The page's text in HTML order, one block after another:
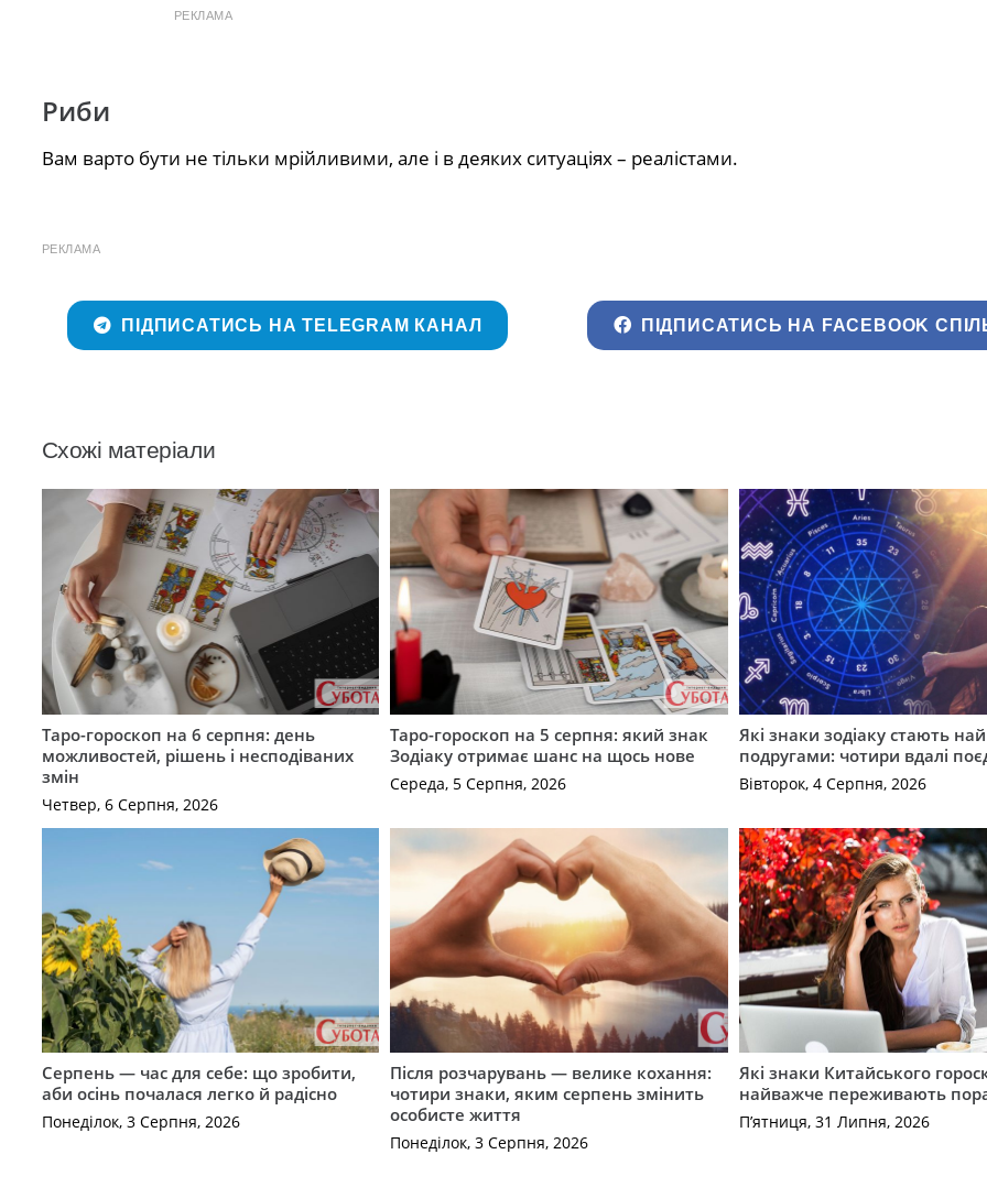
РЕКЛАМА
Риби
Вам варто бути не тільки мрійливими, але і в деяких ситуаціях – реалістами.
РЕКЛАМА
ПІДПИСАТИСЬ НА TELEGRAM КАНАЛ ПІДПИСАТИСЬ НА FACEBOOK
Схожі матеріали
Таро-гороскоп на 6 серпня: день
можливостей, рішень і несподіваних
змін
Четвер, 6 Серпня, 2026
Таро-гороскоп на 5 серпня: який знак
Зодіаку отримає шанс на щось нове
Середа, 5 Серпня, 2026
Які знаки зодіаку стають
подругами: чотири вдалі
Вівторок, 4 Серпня, 2026
Серпень — час для себе: що зробити,
аби осінь почалася легко й радісно
Понеділок, 3 Серпня, 2026
Після розчарувань — велике кохання:
чотири знаки, яким серпень змінить
особисте життя
Понеділок, 3 Серпня, 2026
Які знаки Китайського
найважче переживають
П’ятниця, 31 Липня, 2026